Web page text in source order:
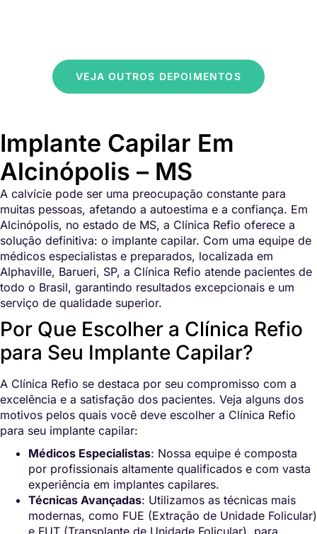
VEJA OUTROS DEPOIMENTOS
Implante Capilar Em
Alcinópolis – MS
A calvície pode ser uma preocupação constante para
muitas pessoas, afetando a autoestima e a confiança. Em
Alcinópolis, no estado de MS, a Clínica Refio oferece a
solução definitiva: o implante capilar. Com uma equipe de
médicos especialistas e preparados, localizada em
Alphaville, Barueri, SP, a Clínica Refio atende pacientes de
todo o Brasil, garantindo resultados excepcionais e um
serviço de qualidade superior.
Por Que Escolher a Clínica Refio
para Seu Implante Capilar?
A Clínica Refio se destaca por seu compromisso com a
excelência e a satisfação dos pacientes. Veja alguns dos
motivos pelos quais você deve escolher a Clínica Refio
para seu implante capilar:
Médicos Especialistas: Nossa equipe é composta
por profissionais altamente qualificados e com vasta
experiência em implantes capilares.
Técnicas Avançadas: Utilizamos as técnicas mais
modernas, como FUE (Extração de Unidade Folicular)
e FUT (Transplante de Unidade Folicular), para